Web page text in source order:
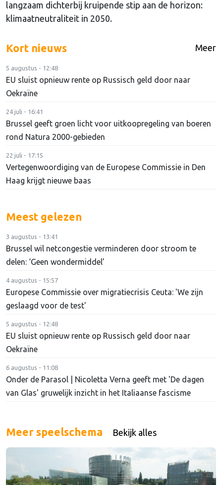
langzaam dichterbij kruipende stip aan de horizon:
klimaatneutraliteit in 2050.
Kort nieuws Meer
5 augustus - 12:48
EU sluist opnieuw rente op Russisch geld door naar
Oekraïne
24 juli - 16:41
Brussel geeft groen licht voor uitkoopregeling van boeren
rond Natura 2000-gebieden
22 juli - 17:15
Vertegenwoordiging van de Europese Commissie in Den
Haag krijgt nieuwe baas
Meest gelezen
3 augustus - 13:41
Brussel wil netcongestie verminderen door stroom te
delen: ‘Geen wondermiddel’
4 augustus - 15:57
Europese Commissie over migratiecrisis Ceuta: 'We zijn
geslaagd voor de test'
5 augustus - 12:48
EU sluist opnieuw rente op Russisch geld door naar
Oekraïne
6 augustus - 11:08
Onder de Parasol | Nicoletta Verna geeft met 'De dagen
van Glas' gruwelijk inzicht in het Italiaanse fascisme
Meer speelschema Bekijk alles